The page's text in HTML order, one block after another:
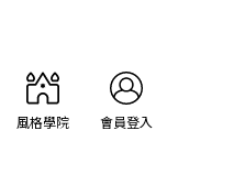
風格學院 會員登入